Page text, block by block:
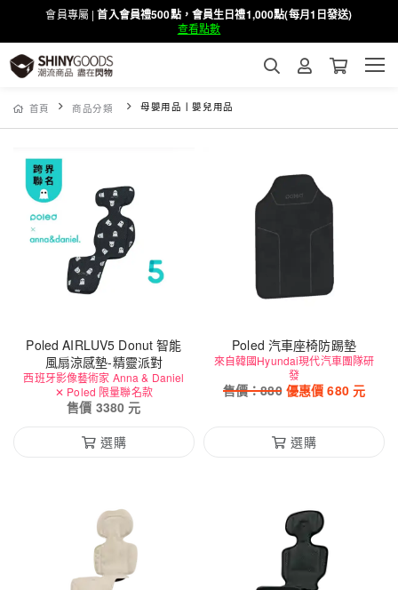
會員專屬 |首入會員禮500點，會員生日禮1,000點(每月1日發送)
查看點數
首頁 商品分類 母嬰用品丨嬰兒用品
Poled AIRLUV5 Donut 智能
風扇涼感墊-精靈派對
西班牙影像藝術家 Anna & Daniel
✕ Poled 限量聯名款
售價 3380 元
選購
Poled 汽車座椅防踢墊
來自韓國Hyundai現代汽車團隊研
發
售價：880 優惠價680元
選購